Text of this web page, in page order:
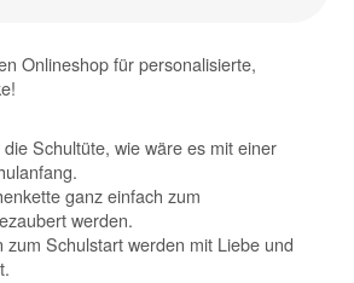
Onlineshop für personalisierte,
Schultüte, wie wäre es mit einer
ganz einfach zum
werden.
zum Schulstart werden mit Liebe und